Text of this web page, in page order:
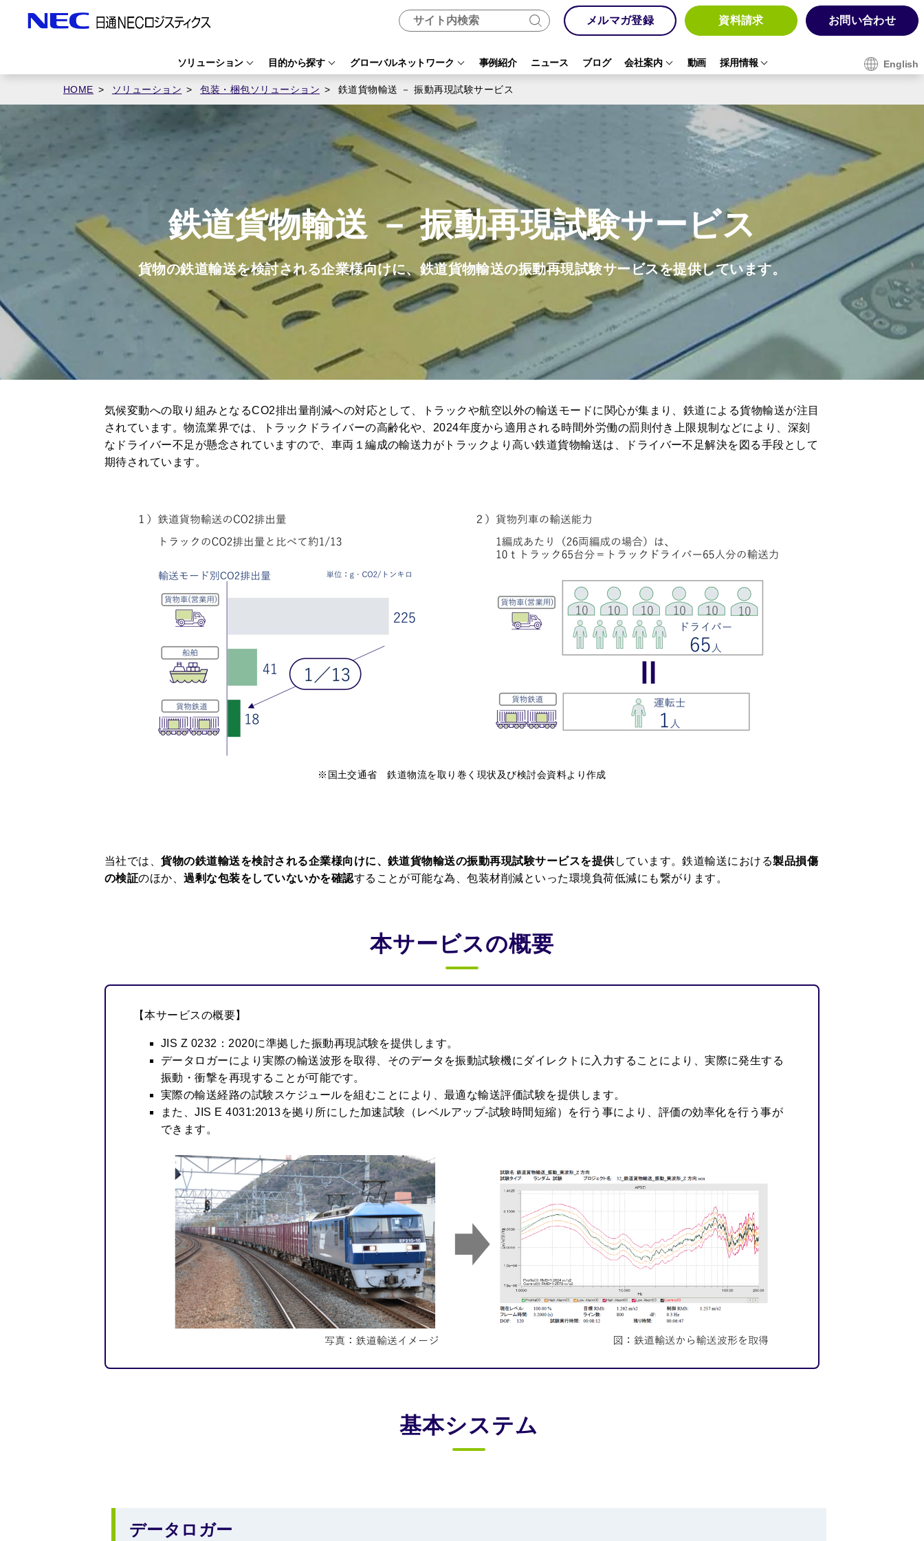
メルマガ登録 資料請求 お問い合わせ
English
ソリューション 目的から探す グローバルネットワーク 事例紹介 ニュース ブログ 会社案内 動画 採用情報
HOME ソリューション 包装・梱包ソリューション 鉄道貨物輸送 － 振動再現試験サービス
鉄道貨物輸送 － 振動再現試験サービス
貨物の鉄道輸送を検討される企業様向けに、鉄道貨物輸送の振動再現試験サービスを提供しています。
気候変動への取り組みとなるCO2排出量削減への対応として、トラックや航空以外の輸送モードに関心が集まり、鉄道による貨物輸送が注目
されています。物流業界では、トラックドライバーの高齢化や、2024年度から適用される時間外労働の罰則付き上限規制などにより、深刻
なドライバー不足が懸念されていますので、車両１編成の輸送力がトラックより高い鉄道貨物輸送は、ドライバー不足解決を図る手段として
期待されています。
※ 国土交通省 鉄道物流を取り巻く現状及び検討会資料より作成
当社では、貨物の鉄道輸送を検討される企業様向けに、鉄道貨物輸送の振動再現試験サービスを提供しています。鉄道輸送における製品損傷
の検証のほか、過剰な包装をしていないかを確認することが可能な為、包装材削減といった環境負荷低減にも繋がります。
本サービスの概要
【本サービスの概要】
JIS Z 0232：2020に準拠した振動再現試験を提供します。
データロガーにより実際の輸送波形を取得、そのデータを振動試験機にダイレクトに入力することにより、実際に発生する
振動・衝撃を再現することが可能です。
実際の輸送経路の試験スケジュールを組むことにより、最適な輸送評価試験を提供します。
また、JIS E 4031:2013を拠り所にした加速試験（レベルアップ-試験時間短縮）を行う事により、評価の効率化を行う事が
できます。
基本システム
データロガー